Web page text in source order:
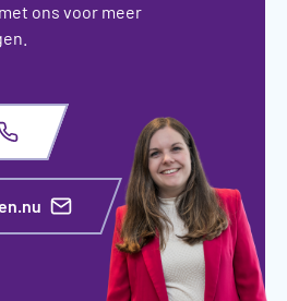
ons voor meer